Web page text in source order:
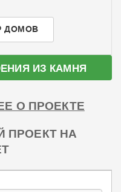
ДОМОВ
ИЗ КАМНЯ
О ПРОЕКТЕ
ПРОЕКТ НА